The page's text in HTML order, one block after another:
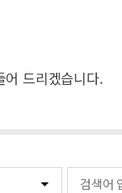
드리겠습니다.